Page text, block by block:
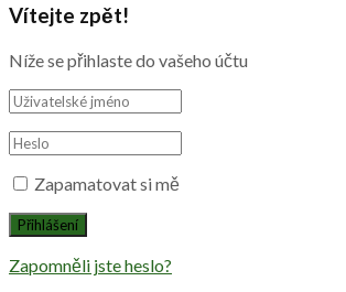
Vítejte zpět!
Níže se přihlaste do vašeho účtu
Zapamatovat si mě
Zapomněli jste heslo?